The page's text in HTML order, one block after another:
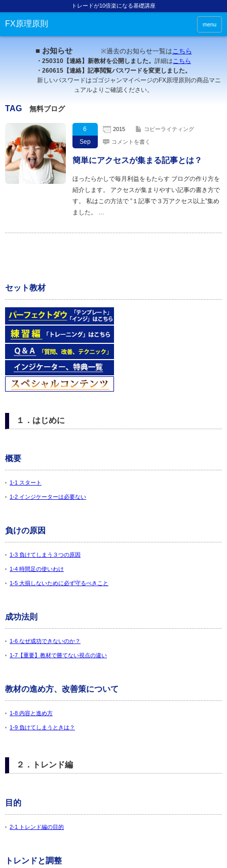
トレードが10倍楽になる基礎講座
FX原理原則 menu
■ お知らせ ※過去のお知らせ一覧はこちら
・250310【連絡】新教材を公開しました。 詳細はこちら
・260615【連絡】記事閲覧パスワードを変更しました。
新しいパスワードはゴゴジャンマイページのFX原理原則の商品マニ
ュアルよりご確認ください。
TAG 無料ブログ
6
Sep
2015 コピーライティング
コメントを書く
簡単にアクセスが集まる記事とは？
ほったらかしで毎月利益をもたらす ブログの作り方を
紹介します。 アクセスが集まりやすい記事の書き方で
す。 私はこの方法で ”１記事で３万アクセス以上”集め
ました。 …
セット教材
１．はじめに
概要
1-1 スタート
1-2 インジケーターは必要ない
負けの原因
1-3 負けてしまう３つの原因
1-4 時間足の使いわけ
1-5 大損しないために必ず守るべきこと
成功法則
1-6 なぜ成功できないのか？
1-7【重要】教材で勝てない視点の違い
教材の進め方、改善策について
1-8 内容と進め方
1-9 負けてしまうときは？
２．トレンド編
目的
2-1 トレンド編の目的
トレンドと調整